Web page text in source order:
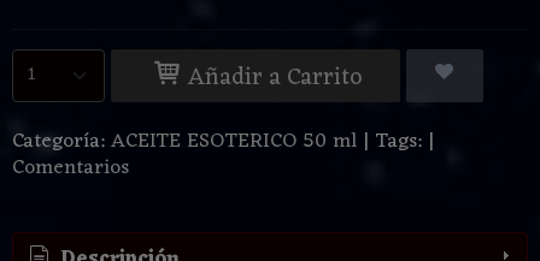
Añadir a Carrito
Categoría:ACEITE ESOTERICO 50 ml | Tags: |
Comentarios